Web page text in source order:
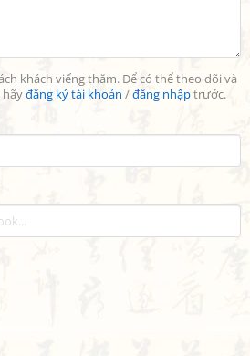
khách viếng thăm. Để có thể theo dõi và
hãyđăng ký tài khoản /đăng nhậptrước.